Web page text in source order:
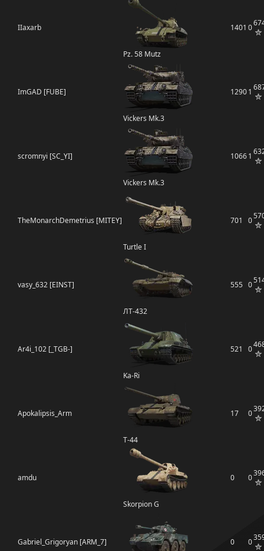
IIaxarb
Pz. 58 Mutz
1401 0
ImGAD [FUBE]
Vickers Mk.3
12901
scromnyi [SC_YI]
Vickers Mk.3
10661
TheMonarchDemetrius [MITEY]
Turtle I
701 0
vasy_632 [EINST]
ЛТ-432
555 0
Ar4i_102 [_TGB-]
Ka-Ri
521 0
Apokalipsis_Arm
Т-44
17 0
amdu
Skorpion G
0 0
Gabriel_Grigoryan [ARM_7] 0 0